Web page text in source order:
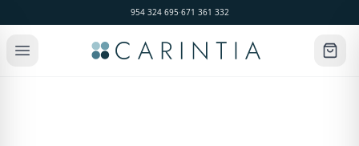
954 324 695·671 361 332